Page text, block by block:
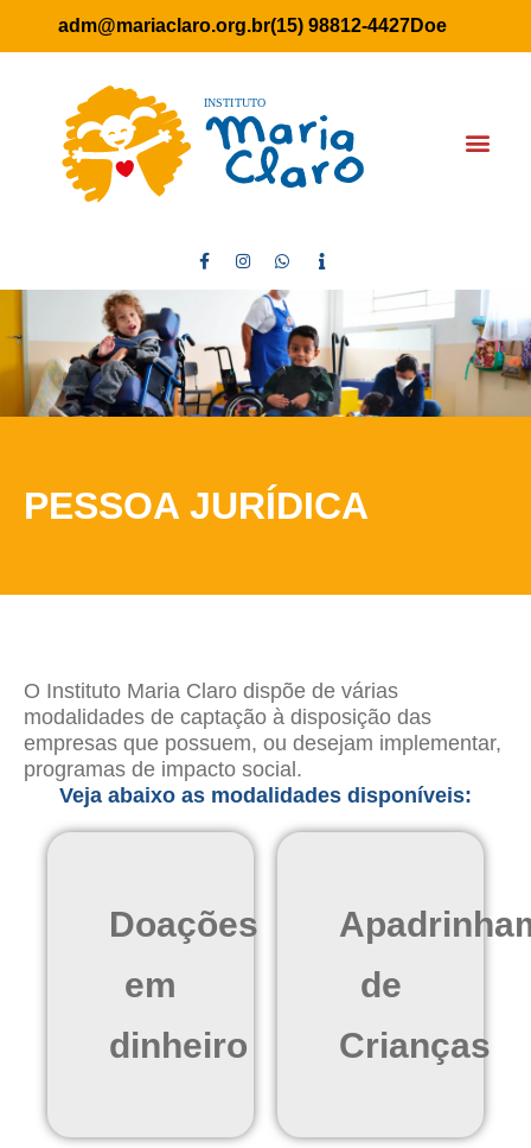
adm@mariaclaro.org.br(15) 98812-4427Doe
PESSOA JURÍDICA
O Instituto Maria Claro dispõe de várias
modalidades de captação à disposição das
empresas que possuem, ou desejam implementar,
programas de impacto social.
Veja abaixo as modalidades disponíveis:
Doações
em
dinheiro
de
Crianças